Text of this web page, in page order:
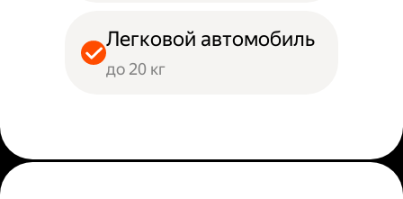
Легковой автомобиль
до 20 кг